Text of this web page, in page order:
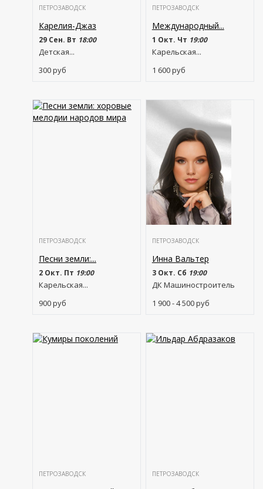
ПЕТРОЗАВОДСК
Карелия-Джаз
29 Сен. Вт 18:00
Детская...
300руб
ПЕТРОЗАВОДСК
Международный...
1 Окт. Чт 19:00
Карельская...
1 600руб
ПЕТРОЗАВОДСК
Песни земли:...
2 Окт. Пт 19:00
Карельская...
900руб
ПЕТРОЗАВОДСК
Инна Вальтер
3 Окт. Сб 19:00
ДК Машиностроитель
1 900 - 4 500руб
ПЕТРОЗАВОДСК ПЕТРОЗАВОДСК